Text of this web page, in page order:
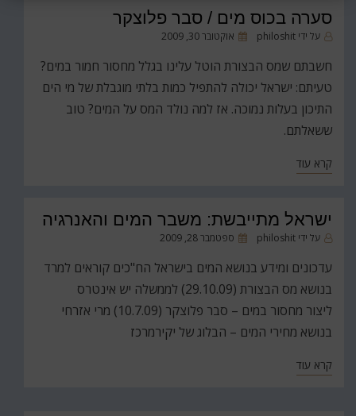
סערה בכוס מים / סבר פלוצקר
על ידי philoshit
פורסםאוקטובר 30, 2009
חשבתם שמס הבצורת הוטל עלינו בגלל מחסור חמור במים?
טעיתם: ישראל יכולה להתפיל כמות בלתי מוגבלת של מי הים
התיכון בעלות נמוכה. אז למה נולד המס על המים? טוב
ששאלתם.
קרא עוד
ישראל מתייבשת: משבר המים והאנרגיה
על ידי philoshit
פורסםספטמבר 28, 2009
עדכונים ומידע בנושא המים בישראל הח"כים קוראים למרד
בנושא מס הבצורת (29.10.09) לממשלה יש אינטרס
ליצור מחסור במים – סבר פלוצקר (10.7.09) מרי אזרחי
בנושא מחירי המים – הבלוג של יקירמרכז
קרא עוד